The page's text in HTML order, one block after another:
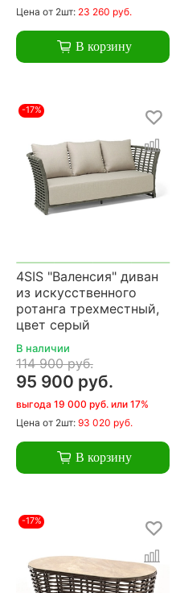
Цена от 2шт: 23 260 руб.
В корзину
-17%
4SIS "Валенсия" диван
из искусственного
ротанга трехместный,
цвет серый
В наличии
114 900 руб.
95 900 руб.
выгода 19 000 руб. или 17%
Цена от 2шт: 93 020 руб.
В корзину
-17%